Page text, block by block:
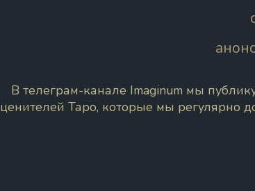
В телеграм-канале Imaginum мы
ценителей Таро, которые мы регулярно